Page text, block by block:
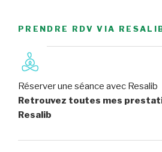
PRENDRE RDV VIA
Réserver une séance avec Resalib
Retrouvez toutes mes
Resalib